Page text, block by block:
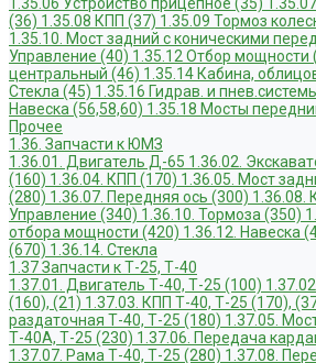
(36) 1.35.08 КПП (37) 1.35.09 Тормоз
1.35.10. Мост задний с коническими
Управление (40) 1.35.12 Отбор мощности
центральный (46) 1.35.14 Кабина,
Стекла (45) 1.35.16 Гидрав. и
Навеска (56,58,60) 1.35.18 Мосты
Прочее
1.36. Запчасти к ЮМЗ
1.36.01. Двигатель Д-65 1.36.02.
(160) 1.36.04. КПП (170) 1.36.05. Мост
(280) 1.36.07. Передняя ось (300) 1.36.08.
Управление (340) 1.36.10. Тормоза (350)
отбора мощности (420) 1.36.12. Навеска
(670) 1.36.14. Стекла
1.37 Запчасти к Т-25, Т-40
1.37.01. Двигатель Т-40, Т-25 (100)
(160), (21) 1.37.03. КПП Т-40, Т-25 (170),
раздаточная Т-40, Т-25 (180) 1.37.05.
Т-40А, Т-25 (230) 1.37.06. Передача
1.37.07. Рама Т-40, Т-25 (280) 1.37.08.